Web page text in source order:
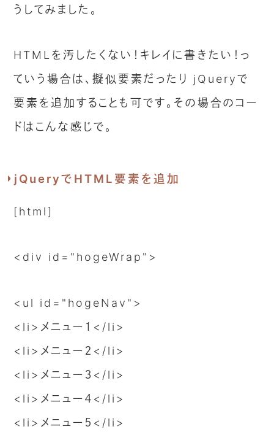
うしてみました。
HTMLを汚したくない！キレイに書きたい！っ
ていう場合は、擬似要素だったり jQueryで
要素を追加することも可です。その場合のコー
ドはこんな感じで。
jQueryでHTML要素を追加
[html]
<div id="hogeWrap">
<ul id="hogeNav">
<li>メニュー１</li>
<li>メニュー２</li>
<li>メニュー３</li>
<li>メニュー４</li>
<li>メニュー５</li>